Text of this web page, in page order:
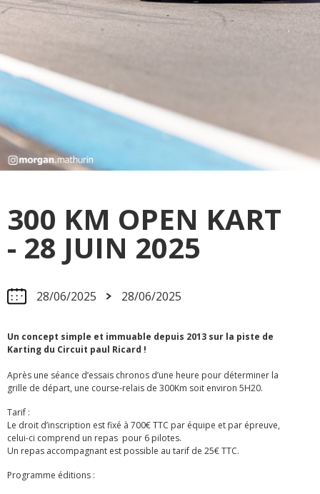
300 KM OPEN KART
- 28 JUIN 2025
28/06/2025 28/06/2025
Un concept simple et immuable depuis 2013 sur la piste de
Karting du Circuit paul Ricard !
Après une séance d’essais chronos d’une heure pour déterminer la
grille de départ, une course-relais de 300Km soit environ 5H20.
Tarif :
Le droit d’inscription est fixé à 700€ TTC par équipe et par épreuve,
celui-ci comprend un repas pour 6 pilotes.
Un repas accompagnant est possible au tarif de 25€ TTC.
Programme éditions :